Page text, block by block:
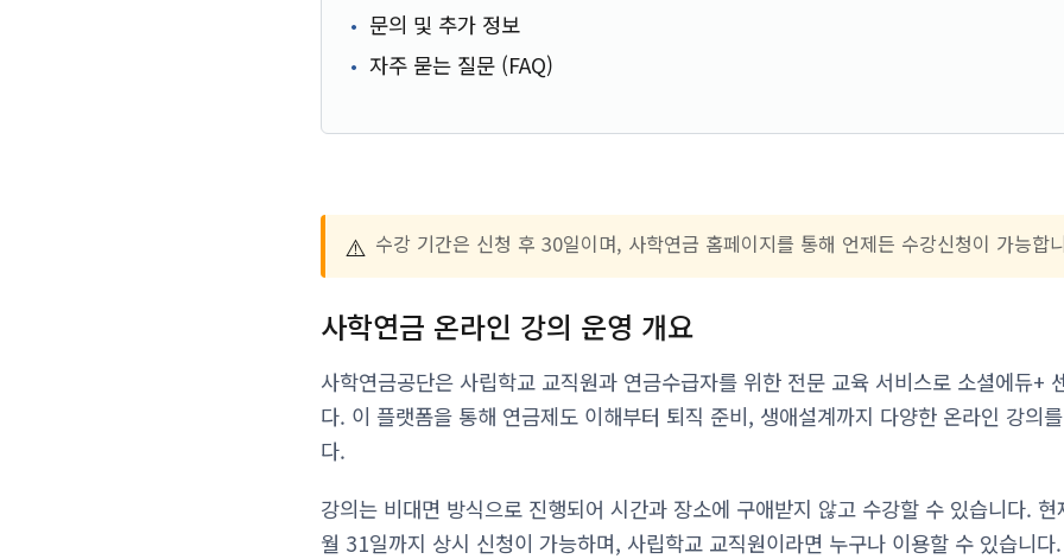
문의 및 추가 정보
자주 묻는 질문 (FAQ)
⚠️ 수강 기간은 신청 후 30일이며, 사학연금 홈페이지를 통해 언제든 수강신청이 가능합
사학연금 온라인 강의 운영 개요
사학연금공단은 사립학교 교직원과 연금수급자를 위한 전문 교육 서비스로 소셜에듀+
다. 이 플랫폼을 통해 연금제도 이해부터 퇴직 준비, 생애설계까지 다양한 온라인 강의
다.
강의는 비대면 방식으로 진행되어 시간과 장소에 구애받지 않고 수강할 수 있습니다.
월 31일까지 상시 신청이 가능하며, 사립학교 교직원이라면 누구나 이용할 수 있습니다.